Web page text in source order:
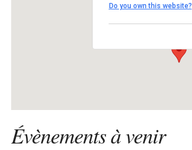
21690 - Salmaise
Voir Évènements
Do you own this website?
Évènements à venir